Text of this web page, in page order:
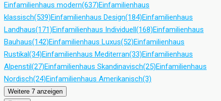
Einfamilienhaus modern(637)Einfamilienhaus
klassisch(539)Einfamilienhaus Design(184)Einfamilienhaus
Landhaus(171)Einfamilienhaus Individuell(168)Einfamilienhaus
Bauhaus(142)Einfamilienhaus Luxus(52)Einfamilienhaus
Rustikal(34)Einfamilienhaus Mediterran(33)Einfamilienhaus
Alpenstil(27)Einfamilienhaus Skandinavisch(25)Einfamilienhaus
Nordisch(24)Einfamilienhaus Amerikanisch(3)
Weitere 7 anzeigen